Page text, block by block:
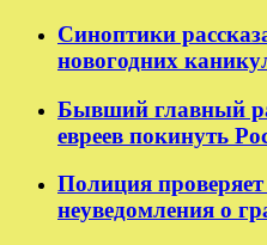
Синоптики
новогодних
Бывший главный
евреев покинуть
Полиция
неуведомления о